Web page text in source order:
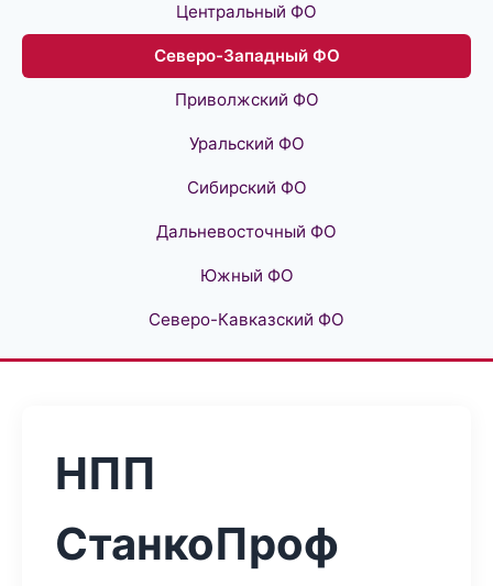
Центральный ФО
Северо-Западный ФО
Приволжский ФО
Уральский ФО
Сибирский ФО
Дальневосточный ФО
Южный ФО
Северо-Кавказский ФО
НПП
СтанкоПроф